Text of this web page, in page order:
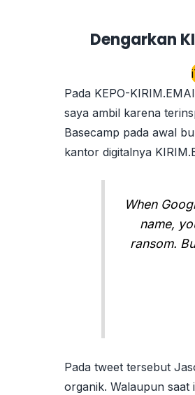
Dengarkan
Pada KEPO-
saya ambil karena
Basecamp pada awal
kantor digitalnya
When
name,
ransom.
Pada tweet tersebut
organik. Walaupun saat